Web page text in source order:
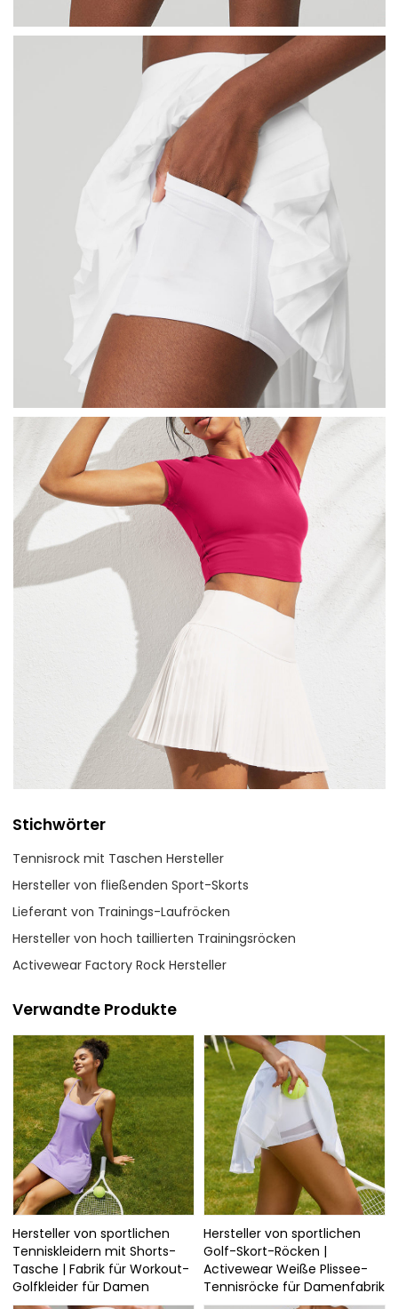
Stichwörter
Tennisrock mit Taschen Hersteller
Hersteller von fließenden Sport-Skorts
Lieferant von Trainings-Laufröcken
Hersteller von hoch taillierten Trainingsröcken
Activewear Factory Rock Hersteller
Verwandte Produkte
Hersteller von sportlichen
Tenniskleidern mit Shorts-
Tasche | Fabrik für Workout-
Golfkleider für Damen
Hersteller von sportlichen
Golf-Skort-Röcken |
Activewear Weiße Plissee-
Tennisröcke für Damenfabrik